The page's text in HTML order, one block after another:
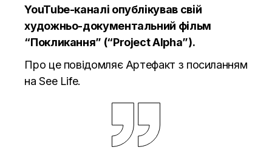
YouTube-каналі опублікував свій
художньо-документальний фільм
“Покликання” (“Project Alpha”).
Про це повідомляє Артефакт з посиланням
наSee Life.